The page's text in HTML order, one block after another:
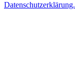
Datenschutzerklärung.